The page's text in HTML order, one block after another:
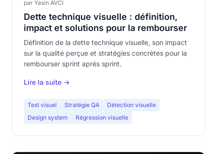
par Yasin AVCI
Dette technique visuelle : définition,
impact et solutions pour la rembourser
Définition de la dette technique visuelle, son impact
sur la qualité perçue et stratégies concrètes pour la
rembourser sprint après sprint.
Lire la suite →
Test visuel Stratégie QA
Détection visuelle
Design system
Régression visuelle